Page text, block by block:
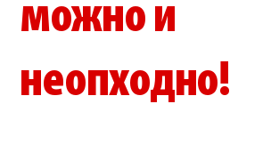
можно и
неопходно!